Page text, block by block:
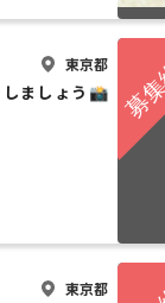
東京都
ましょう📸
東京都